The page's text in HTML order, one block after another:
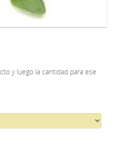
y luego la cantidad para ese